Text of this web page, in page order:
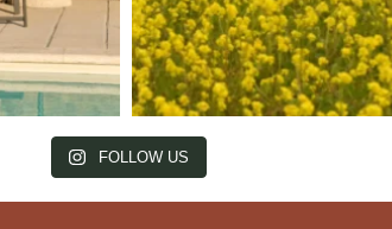
FOLLOW US